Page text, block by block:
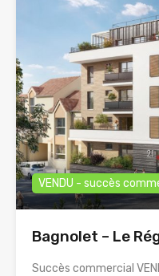
VENDU - succès
Bagnolet – Le
Succès commercial